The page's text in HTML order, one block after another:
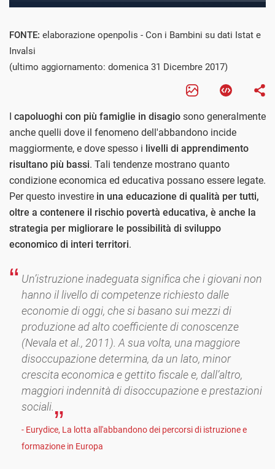
FONTE: elaborazione openpolis - Con i Bambini su dati Istat e
Invalsi
(ultimo aggiornamento: domenica 31 Dicembre 2017)
I capoluoghi con più famiglie in disagio sono generalmente
anche quelli dove il fenomeno dell'abbandono incide
maggiormente, e dove spesso i livelli di apprendimento
risultano più bassi. Tali tendenze mostrano quanto
condizione economica ed educativa possano essere legate.
Per questo investire in una educazione di qualità per tutti,
oltre a contenere il rischio povertà educativa, è anche la
strategia per migliorare le possibilità di sviluppo
economico di interi territori.
Un’istruzione inadeguata significa che i giovani non
hanno il livello di competenze richiesto dalle
economie di oggi, che si basano sui mezzi di
produzione ad alto coefficiente di conoscenze
(Nevala et al., 2011). A sua volta, una maggiore
disoccupazione determina, da un lato, minor
crescita economica e gettito fiscale e, dall’altro,
maggiori indennità di disoccupazione e prestazioni
sociali.
- Eurydice, La lotta all'abbandono dei percorsi di istruzione e
formazione in Europa